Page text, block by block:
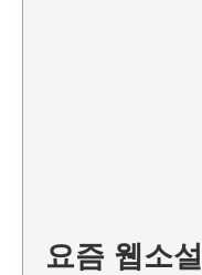
요즘 웹소